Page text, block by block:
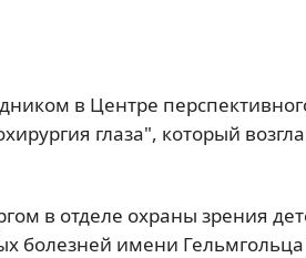
в Центре
глаза", который
в отделе охраны зрения
болезней имени